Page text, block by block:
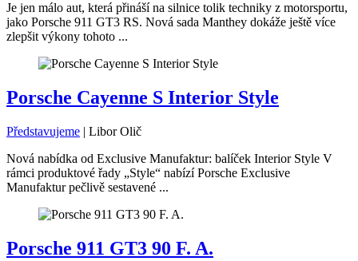
Je jen málo aut, která přináší na silnice tolik techniky z motorsportu,
jako Porsche 911 GT3 RS. Nová sada Manthey dokáže ještě více
zlepšit výkony tohoto ...
Porsche Cayenne S Interior Style
Představujeme | Libor Olič
Nová nabídka od Exclusive Manufaktur: balíček Interior Style V
rámci produktové řady „Style“ nabízí Porsche Exclusive
Manufaktur pečlivě sestavené ...
Porsche 911 GT3 90 F. A.